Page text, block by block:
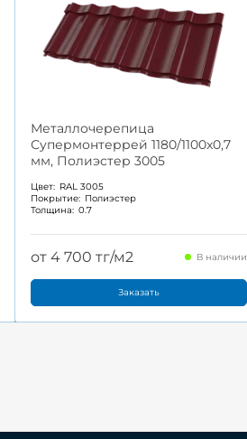
Металлочерепица
Супермонтеррей 1180/1100x0,7
мм, Полиэстер 3005
Цвет: RAL 3005
Покрытие: Полиэстер
Толщина: 0.7
от 4 700 тг/м2 В наличии
Заказать